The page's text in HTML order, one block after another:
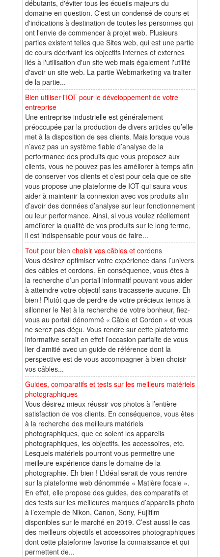
débutants, d'éviter tous les écueils majeurs du
domaine en question. C'est un condensé de cours et
d'indications à destination de toutes les personnes qui
ont l'envie de commencer à projet web. Plusieurs
parties existent telles que Sites web, qui est une partie
de cours décrivant les objectifs internes et externes
liés à l'utilisation d'un site web mais également l'utilité
d'avoir un site web. La partie Webmarketing va traiter
de la partie...
Bien utiliser l'IOT pour le développement de votre
entreprise
Une entreprise industrielle est généralement
préoccupée par la production de divers articles qu’elle
met à la disposition de ses clients. Mais lorsque vous
n’avez pas un système fiable d’analyse de la
performance des produits que vous proposez aux
clients, vous ne pouvez pas les améliorer à temps afin
de conserver vos clients et c’est pour cela que ce site
vous propose une plateforme de IOT qui saura vous
aider à maintenir la connexion avec vos produits afin
d’avoir des données d’analyse sur leur fonctionnement
ou leur performance. Ainsi, si vous voulez réellement
améliorer la qualité de vos produits sur le long terme,
il est indispensable pour vous de faire...
Tout pour bien choisir vos câbles et cordons
Vous désirez optimiser votre expérience dans l’univers
des câbles et cordons. En conséquence, vous êtes à
la recherche d’un portail informatif pouvant vous aider
à atteindre votre objectif sans tracasserie aucune. Eh
bien ! Plutôt que de perdre de votre précieux temps à
sillonner le Net à la recherche de votre bonheur, fiez-
vous au portail dénommé « Câble et Cordon » et vous
ne serez pas déçu. Vous rendre sur cette plateforme
informative serait en effet l’occasion parfaite de vous
lier d’amitié avec un guide de référence dont la
perspective est de vous accompagner à bien choisir
vos câbles...
Guides, comparatifs et tests sur les meilleurs matériels
photographiques
Vous désirez mieux réussir vos photos à l’entière
satisfaction de vos clients. En conséquence, vous êtes
à la recherche des meilleurs matériels
photographiques, que ce soient les appareils
photographiques, les objectifs, les accessoires, etc.
Lesquels matériels pourront vous permettre une
meilleure expérience dans le domaine de la
photographie. Eh bien ! L’idéal serait de vous rendre
sur la plateforme web dénommée « Matière focale ».
En effet, elle propose des guides, des comparatifs et
des tests sur les meilleures marques d’appareils photo
à l’exemple de Nikon, Canon, Sony, Fujifilm
disponibles sur le marché en 2019. C’est aussi le cas
des meilleurs objectifs et accessoires photographiques
dont cette plateforme favorise la connaissance et qui
permettent de...